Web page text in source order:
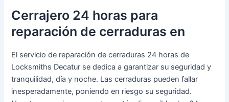
Cerrajero 24 horas para
reparación de cerraduras en
El servicio de reparación de cerraduras 24 horas de
Locksmiths Decatur se dedica a garantizar su seguridad y
tranquilidad, día y noche. Las cerraduras pueden fallar
inesperadamente, poniendo en riesgo su seguridad.